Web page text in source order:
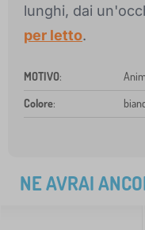
lunghi, dai
per letto.
MOTIVO:
Colore:
NE AVRAI